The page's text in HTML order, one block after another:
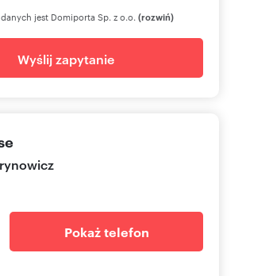
jest Domiporta Sp. z o.o. (rozwiń)
Wyślij zapytanie
Pokaż telefon